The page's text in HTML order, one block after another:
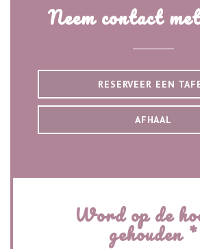
Neem contact
RESERVEER EEN
AFHAAL
Word op de
gehouden *